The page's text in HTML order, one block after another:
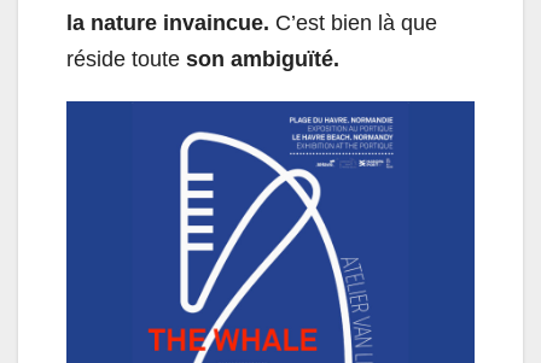
la nature invaincue. C’est bien là que
réside toute son ambiguïté.